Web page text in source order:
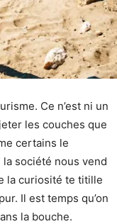
Ce n’est ni un
les couches que
certains le
société nous vend
la curiosité te titille
Il est temps qu’on
la bouche.